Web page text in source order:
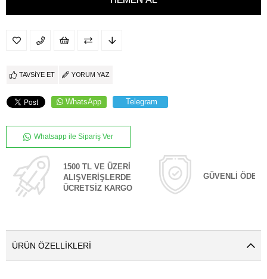
TAVSIYE ET YORUM YAZ
WhatsApp Telegram
Whatsapp ile Sipariş Ver
1500 TL VE ÜZERİ
ALIŞVERİŞLERDE
ÜCRETSİZ KARGO
GÜVENLİ
ÜRÜN ÖZELLIKLERI